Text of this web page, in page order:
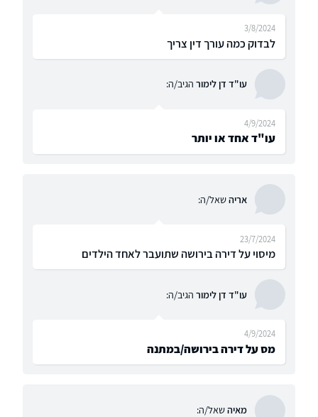
לבדוק כמה עורך דין צריך
3/8/2024
עו"ד דן לימור הגיב/ה:
עו"ד אחד או יותר
4/9/2024
אריהשאל/ה:
מיסוי על דירה בירושה שתועבר לאחד הילדים
23/7/2024
עו"ד דן לימור הגיב/ה:
מס על דירה בירושה/במתנה
4/9/2024
מאיהשאל/ה: